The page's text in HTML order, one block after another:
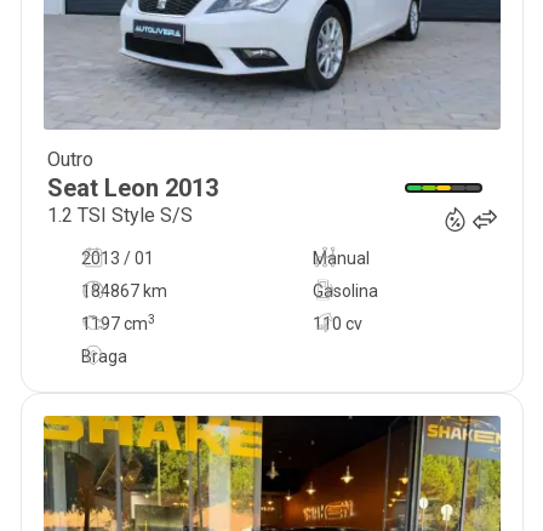
Outro
Seat Leon 2013
1.2 TSI Style S/S
2013 / 01
Manual
184867 km
110 cv
Gasolina
1197cm3
Braga